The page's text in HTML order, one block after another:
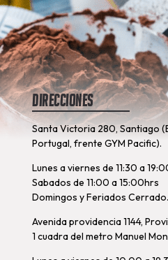
Direcciones
Santa Victoria 280, Santiago
Portugal, frente GYM Pacific).
Lunes a viernes de 11:30 a
Sabados de 11:00 a 15:00hrs
Domingos y Feriados Cerrado.
Avenida providencia 1144,
1 cuadra del metro Manuel